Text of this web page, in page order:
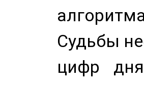
Судьбы
цифр